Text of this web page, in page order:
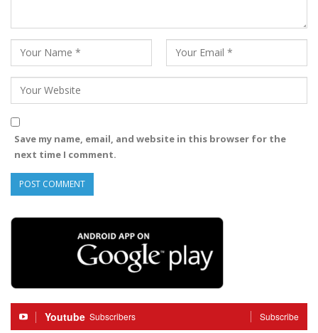
Save my name, email, and website in this browser for the
next time I comment.
Youtube Subscribers Subscribe